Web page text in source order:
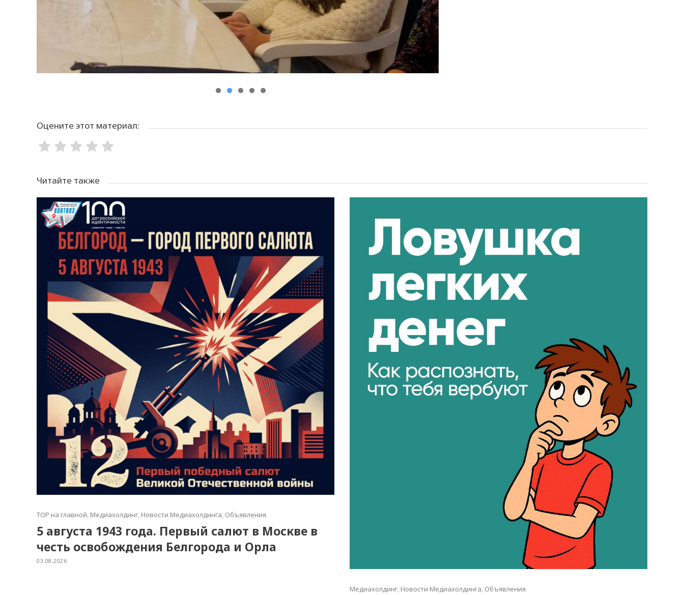
Оцените этот материал:
Читайте также
TOP на главной Медиахолдинг Новости Медиахолдинга Объявления
5 августа 1943 года. Первый салют в Москве в
честь освобождения Белгорода и Орла
03.08.2026
Медиахолдинг, Новости Медиахолдинга, Объявления